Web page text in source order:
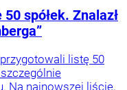
spółek. Znalazł
listę 50
Na najnowszej liście,